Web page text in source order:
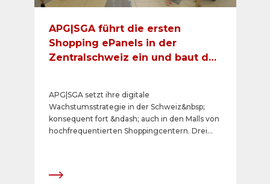
APG|SGA führt die ersten
Shopping ePanels in der
Zentralschweiz ein und baut das
Shoppingcentern aus
APG|SGA setzt ihre digitale
Wachstumsstrategie in der Schweiz&nbsp;
konsequent fort &ndash; auch in den Malls von
hochfrequentierten Shoppingcentern. Drei
sich damit um 16 Screens auf total 107